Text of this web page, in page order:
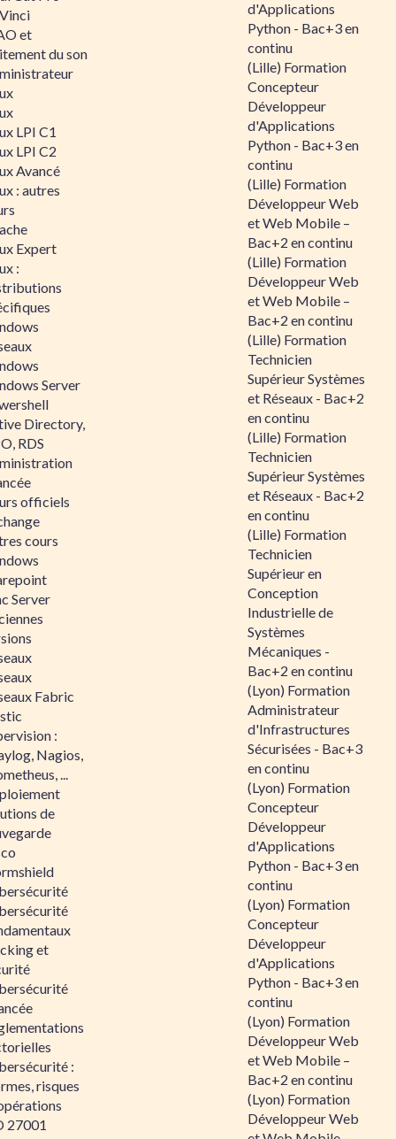
et
du son
LPI C1
LPI C2
Avancé
: autres
Expert
:
Server
Directory,
RDS
officiels
cours
Server
Fabric
:
Nagios,
...
de
et
:
risques
27001
d'Applications
Python - Bac+3 en
continu
(Lille) Formation
Concepteur
Développeur
d'Applications
Python - Bac+3 en
continu
(Lille) Formation
Développeur Web
et Web Mobile –
Bac+2 en continu
(Lille) Formation
Développeur Web
et Web Mobile –
Bac+2 en continu
(Lille) Formation
Technicien
Supérieur Systèmes
et Réseaux - Bac+2
en continu
(Lille) Formation
Technicien
Supérieur Systèmes
et Réseaux - Bac+2
en continu
(Lille) Formation
Technicien
Supérieur en
Conception
Industrielle de
Systèmes
Mécaniques -
Bac+2 en continu
(Lyon) Formation
Administrateur
d'Infrastructures
Sécurisées - Bac+3
en continu
(Lyon) Formation
Concepteur
Développeur
d'Applications
Python - Bac+3 en
continu
(Lyon) Formation
Concepteur
Développeur
d'Applications
Python - Bac+3 en
continu
(Lyon) Formation
Développeur Web
et Web Mobile –
Bac+2 en continu
(Lyon) Formation
Développeur Web